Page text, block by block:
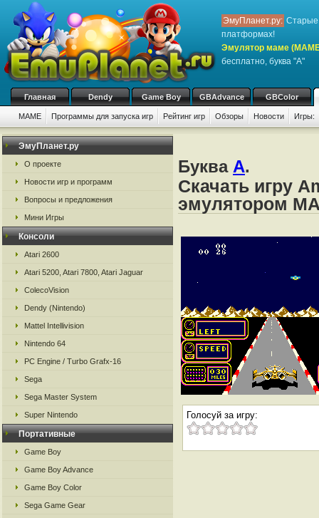
ЭмуПланет.ру: Старые
платформах!
Эмулятор маме
бесплатно, буква "A"
Главная Dendy Game Boy GBAdvance GBColor
MAME Программы для запуска игр Рейтинг игр Обзоры Новости Игры:
ЭмуПланет.ру
О проекте
Новости игр и программ
Вопросы и предложения
Мини Игры
Консоли
Atari 2600
Atari 5200, Atari 7800, Atari Jaguar
ColecoVision
Dendy (Nintendo)
Mattel Intellivision
Nintendo 64
PC Engine / Turbo Grafx-16
Sega
Sega Master System
Super Nintendo
Портативные
Game Boy
Game Boy Advance
Game Boy Color
Sega Game Gear
Буква A.
Скачать игру
эмулятором
Голосуй за игру: